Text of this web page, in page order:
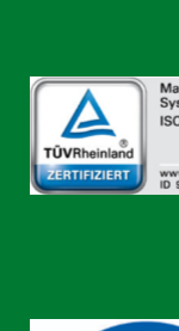
No Caption